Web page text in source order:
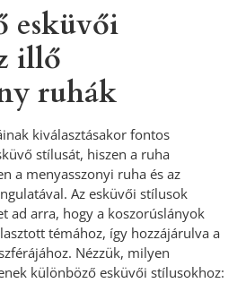
esküvői
illő
ruhák
kiválasztásakor fontos
stílusát, hiszen a ruha
a menyasszonyi ruha és az
Az esküvői stílusok
ad arra, hogy a koszorúslányok
témához, így hozzájárulva a
Nézzük, milyen
különböző esküvői stílusokhoz: